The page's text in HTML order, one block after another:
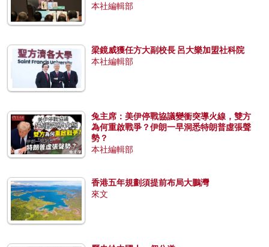
本社編輯部
梁鏡威獲任方大副校長 呂大樂加盟社科院
本社編輯部
兔主席：美伊停戰協議變衝突導火線，雙方
為何重啟戰爭？伊朗一早洞悉特朗普虛張聲
勢？
本社編輯部
香港五年規劃須提前布局大鵬灣
來文